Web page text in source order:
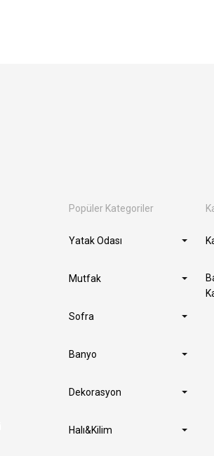
Popüler Kategoriler
Yatak Odası
Mutfak
Sofra
Banyo
Dekorasyon
Halı&Kilim